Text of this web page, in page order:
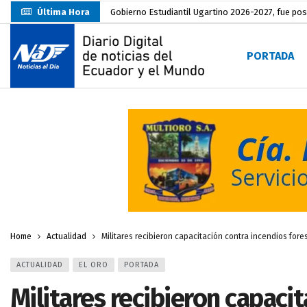
Última Hora Gobierno Estudiantil Ugartino 2026-2027, fue
Prefecto Clemente Bravo Inauguró Centro de
Carlos Rodríguez presentó documentación
Colombia reanuda venta de energía
Carlos Carrión Figueroa, Premio Nacional de
Incendio en local de comidas fue extinguido por
Presentación de Candidaturas de las Elecciones
Unidad Popular confirma acuerdo político con
PORTADA
Home Actualidad Militares recibieron capacitación contra incendios
ACTUALIDAD EL ORO PORTADA
Militares recibieron